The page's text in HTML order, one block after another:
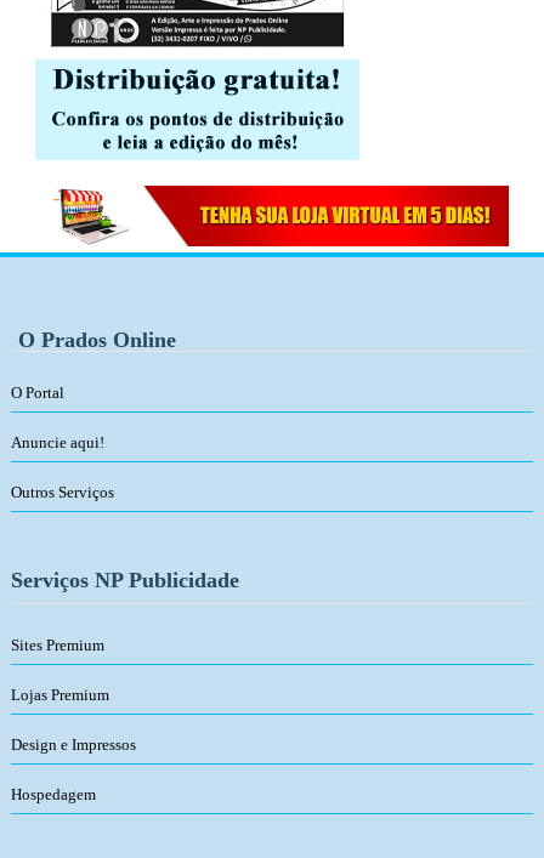
O Prados Online
O Portal
Anuncie aqui!
Outros Serviços
Serviços NP Publicidade
Sites Premium
Lojas Premium
Design e Impressos
Hospedagem